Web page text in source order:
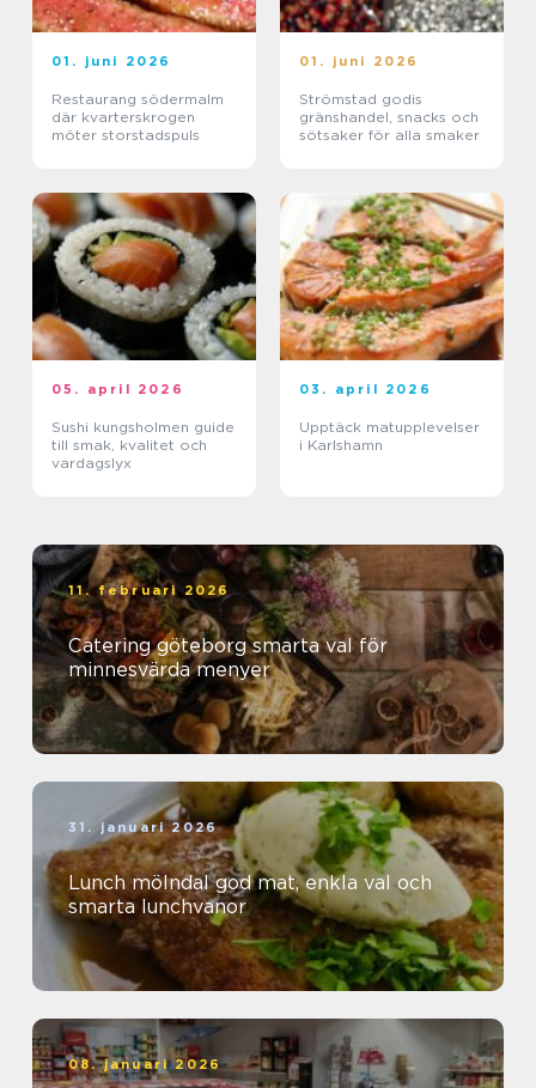
01. juni 2026
Restaurang södermalm
där kvarterskrogen
möter storstadspuls
01. juni 2026
Strömstad godis
gränshandel, snacks och
sötsaker för alla smaker
05. april 2026
Sushi kungsholmen guide
till smak, kvalitet och
vardagslyx
03. april 2026
Upptäck matupplevelser
i Karlshamn
11. februari 2026
Catering göteborg smarta val för
minnesvärda menyer
31. januari 2026
Lunch mölndal god mat, enkla val och
smarta lunchvanor
08. januari 2026